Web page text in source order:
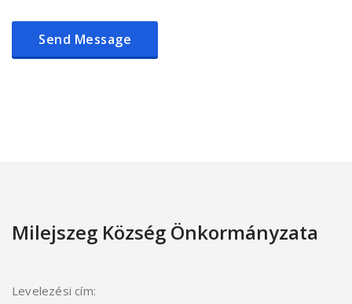
Milejszeg Község Önkormányzata
Levelezési cím: